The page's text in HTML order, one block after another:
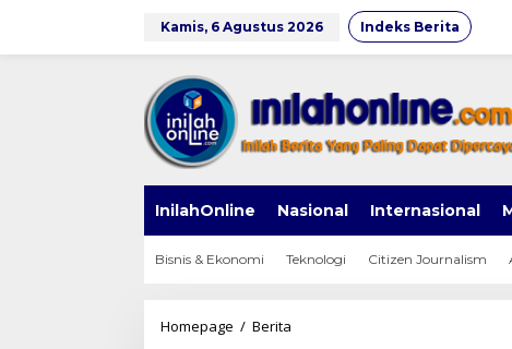
Kamis, 6 Agustus 2026 Indeks Berita
InilahOnline Nasional Internasional
Bisnis & Ekonomi Teknologi Citizen Journalism
Homepage / Berita